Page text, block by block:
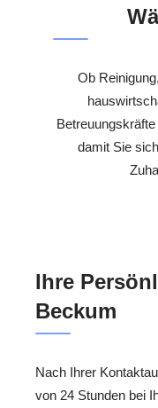
Ob
damit Sie
Ihre
Beckum
Nach Ihrer
von 24 Stunden bei